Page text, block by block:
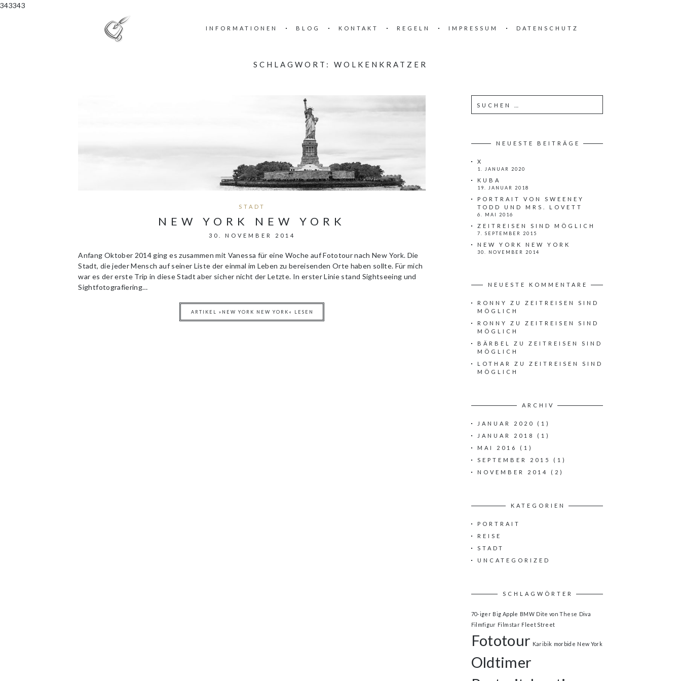
343343
INFORMATIONEN BLOG KONTAKT REGELN IMPRESSUM DATENSCHUTZ
SCHLAGWORT: WOLKENKRATZER
STADT
NEW YORK NEW YORK
30. NOVEMBER 2014
Anfang Oktober 2014 ging es zusammen mit Vanessa für eine Woche auf Fototour nach New York. Die
Stadt, die jeder Mensch auf seiner Liste der einmal im Leben zu bereisenden Orte haben sollte. Für mich
war es der erste Trip in diese Stadt aber sicher nicht der Letzte. In erster Linie stand Sightseeing und
Sightfotografiering…
ARTIKEL »NEW YORK NEW YORK« LESEN
NEUESTE BEITRÄGE
X
1. JANUAR 2020
KUBA
19. JANUAR 2018
PORTRAIT VON SWEENEY
TODD UND MRS. LOVETT
6. MAI 2016
ZEITREISEN SIND MÖGLICH
7. SEPTEMBER 2015
NEW YORK NEW YORK
30. NOVEMBER 2014
NEUESTE KOMMENTARE
RONNY ZU ZEITREISEN SIND
MÖGLICH
RONNY
ZU ZEITREISEN SIND
MÖGLICH
BÄRBEL
ZU ZEITREISEN SIND
MÖGLICH
LOTHAR
ZU ZEITREISEN SIND
MÖGLICH
ARCHIV
JANUAR 2020
(1)
JANUAR 2018
(1)
MAI 2016
(1)
SEPTEMBER 2015
(1)
NOVEMBER 2014
(2)
KATEGORIEN
PORTRAIT
REISE
STADT
UNCATEGORIZED
SCHLAGWÖRTER
70-iger Big Apple BMW Dite von These Diva
Filmfigur Filmstar Fleet Street
Fototour Karibik morbide New York
Oldtimer